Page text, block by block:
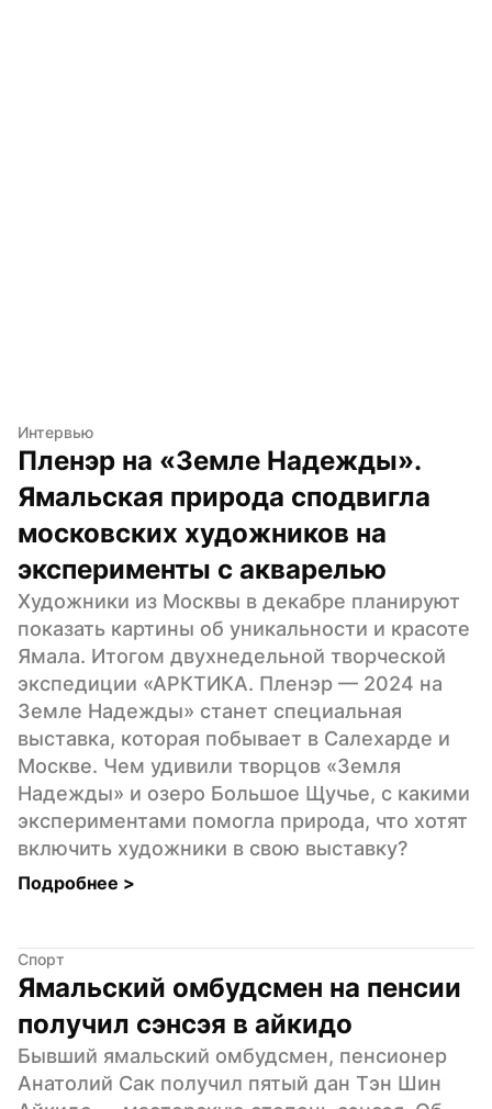
Интервью
Пленэр на «Земле Надежды».
Ямальская природа сподвигла
московских художников на
эксперименты с акварелью
Художники из Москвы в декабре планируют
показать картины об уникальности и красоте
Ямала. Итогом двухнедельной творческой
экспедиции «АРКТИКА. Пленэр — 2024 на
Земле Надежды» станет специальная
выставка, которая побывает в Салехарде и
Москве. Чем удивили творцов «Земля
Надежды» и озеро Большое Щучье, с какими
экспериментами помогла природа, что хотят
включить художники в свою выставку?
Подробнее >
Спорт
Ямальский омбудсмен на пенсии
получил сэнсэя в айкидо
Бывший ямальский омбудсмен, пенсионер
Анатолий Сак получил пятый дан Тэн Шин